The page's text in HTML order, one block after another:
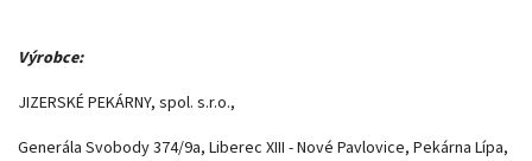
Výrobce:
JIZERSKÉ PEKÁRNY, spol. s.r.o.,
Generála Svobody 374/9a, Liberec XIII - Nové Pavlovice, Pekárna Lípa,